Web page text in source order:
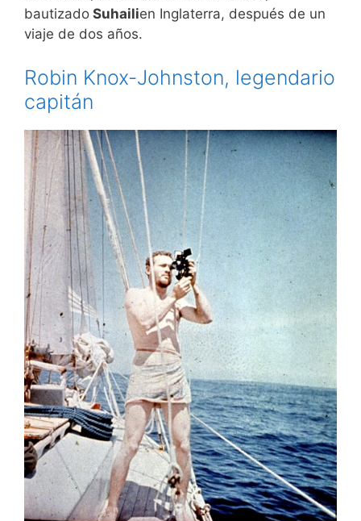
bautizado Suhailien Inglaterra, después de un
viaje de dos años.
Robin Knox-Johnston, legendario
capitán